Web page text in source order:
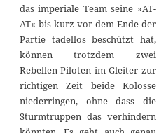
das imperiale Team seine »AT-
AT« bis kurz vor dem Ende der
Partie tadellos beschützt hat,
können trotzdem zwei
Rebellen-Piloten im Gleiter zur
richtigen Zeit beide Kolosse
niederringen, ohne dass die
Sturmtruppen das verhindern